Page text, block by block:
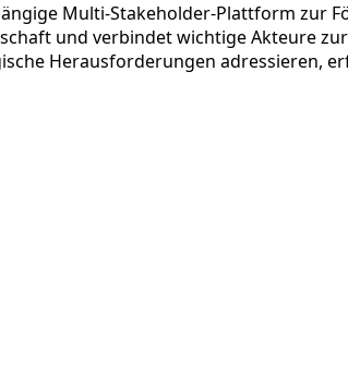
Multi-Stakeholder-Plattform zur
und verbindet wichtige Akteure
Herausforderungen adressieren,